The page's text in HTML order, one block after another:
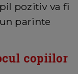
pozitiv va fi
parinte
copiilor